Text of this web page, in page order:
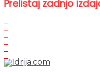
Prelistaj zadnjo